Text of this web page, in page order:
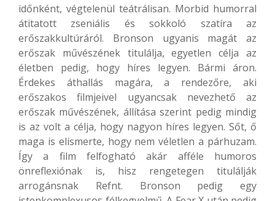
időnként, végtelenül teátrálisan. Morbid humorral
átitatott zseniális és sokkoló szatíra az
erőszakkultúráról. Bronson ugyanis magát az
erőszak művészének titulálja, egyetlen célja az
életben pedig, hogy híres legyen. Bármi áron.
Érdekes áthallás magára, a rendezőre, aki
erőszakos filmjeivel ugyancsak nevezhető az
erőszak művészének, állítása szerint pedig mindig
is az volt a célja, hogy nagyon híres legyen. Sőt, ő
maga is elismerte, hogy nem véletlen a párhuzam.
Így a film felfogható akár afféle humoros
önreflexiónak is, hisz rengetegen titulálják
arrogánsnak Refnt. Bronson pedig egy